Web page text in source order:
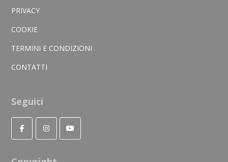
PRIVACY
COOKIE
TERMINI E CONDIZIONI
CONTATTI
Seguici